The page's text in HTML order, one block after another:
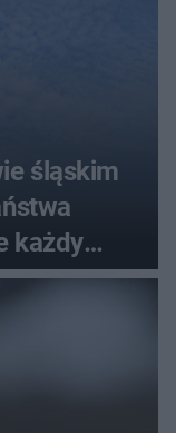
śląskim
każdy